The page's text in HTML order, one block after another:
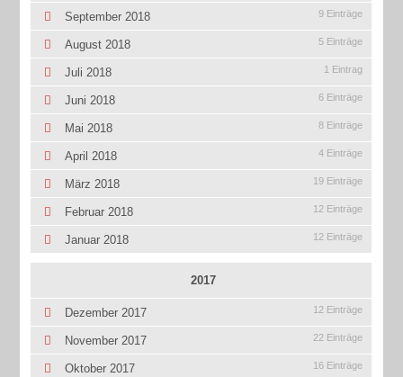
September 2018 9 Einträge
August 2018 5 Einträge
Juli 2018 1 Eintrag
Juni 2018 6 Einträge
Mai 2018 8 Einträge
April 2018 4 Einträge
März 2018 19 Einträge
Februar 2018 12 Einträge
Januar 2018 12 Einträge
2017
Dezember 2017 12 Einträge
November 2017 22 Einträge
Oktober 2017 16 Einträge